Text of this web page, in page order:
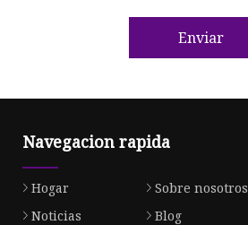
Enviar
Navegacion rapida
Hogar Sobre nosotros
Noticias
Blog